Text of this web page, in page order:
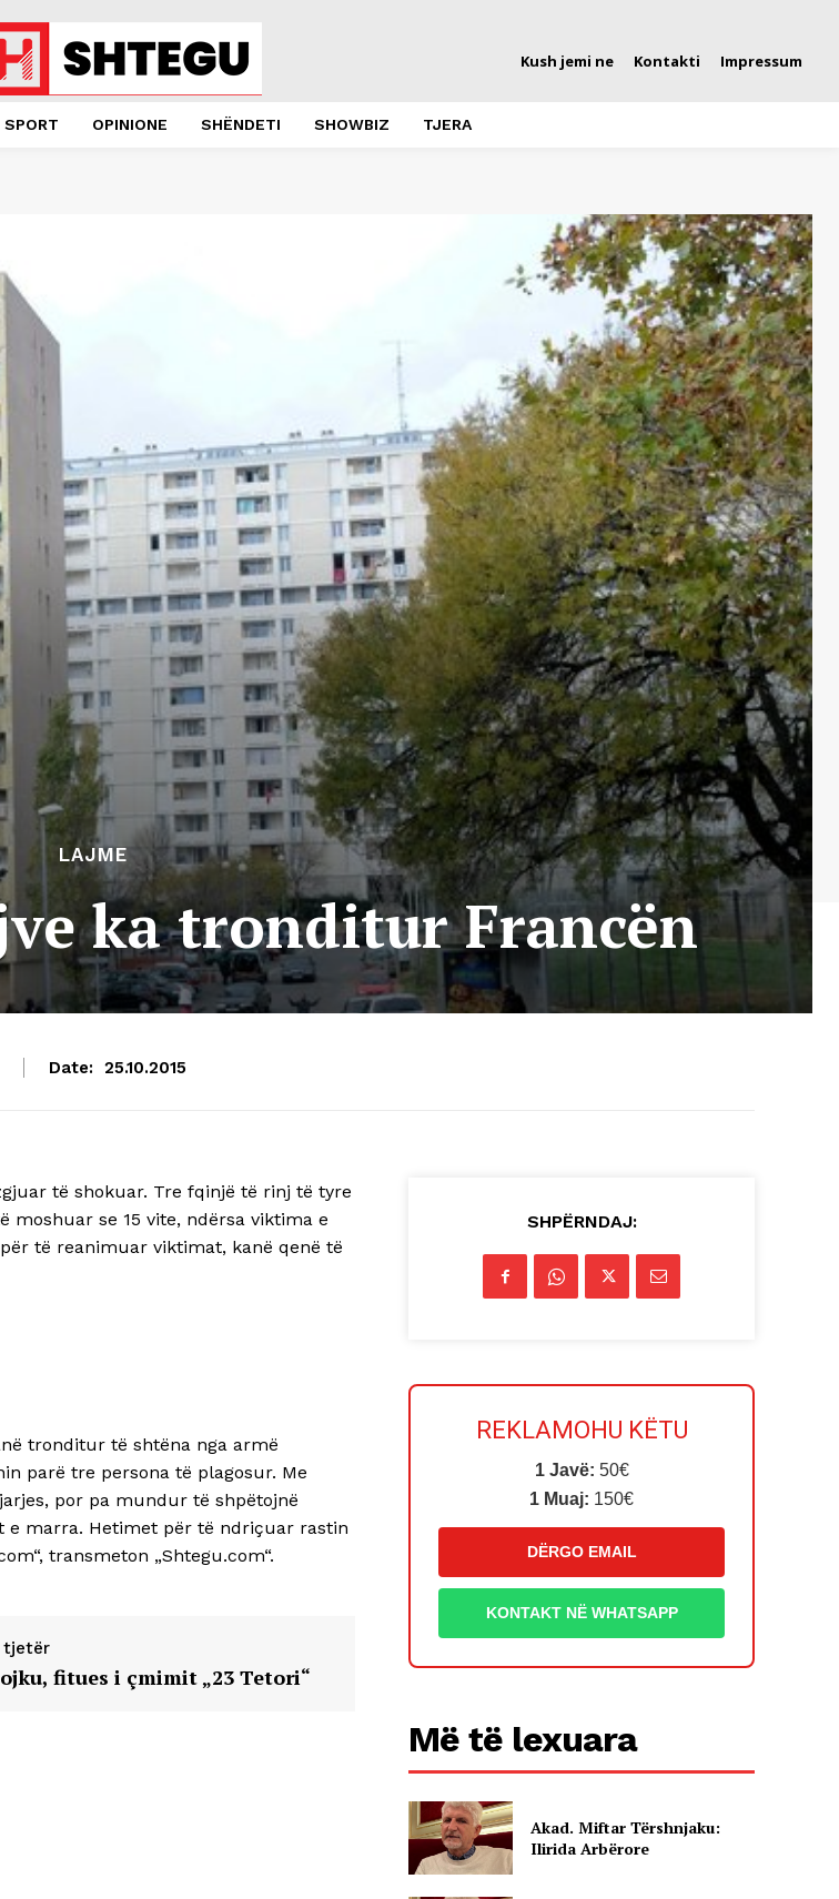
Kush jemi ne Kontakti Impressum
SPORT OPINIONE SHËNDETI SHOWBIZ TJERA
LAJME
ka tronditur Francën
Date: 25.10.2015
të shokuar. Tre fqinjë të rinj të tyre
moshuar se 15 vite, ndërsa viktima e
të reanimuar viktimat, kanë qenë të
tronditur të shtëna nga armë
parë tre persona të plagosur. Me
por pa mundur të shpëtojnë
e marra. Hetimet për të ndriçuar rastin
transmeton „Shtegu.com“.
tjetër
fitues i çmimit „23 Tetori“
SHPËRNDAJ:
REKLAMOHU KËTU
1 Javë: 50€
1 Muaj: 150€
DËRGO EMAIL
KONTAKT NË WHATSAPP
Më të lexuara
Akad. Miftar Tërshnjaku:
Ilirida Arbërore